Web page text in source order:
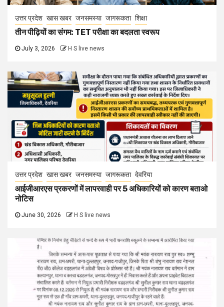
उत्तर प्रदेश खास खबर जनसमस्या जागरूकता शिक्षा
तीन पीढ़ियों का संगम: TET परीक्षा का बदलता स्वरूप
July 3, 2026 H S live news
उत्तर प्रदेश खास खबर जनसमस्या जागरूकता देवरिया
आईजीआरएस प्रकरणों में लापरवाही पर 5 अधिकारियों को कारण बताओ
नोटिस
June 30, 2026 H S live news